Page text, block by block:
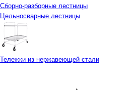
Сборно-разборные лестницы
Цельносварные лестницы
Тележки из нержавеющей стали